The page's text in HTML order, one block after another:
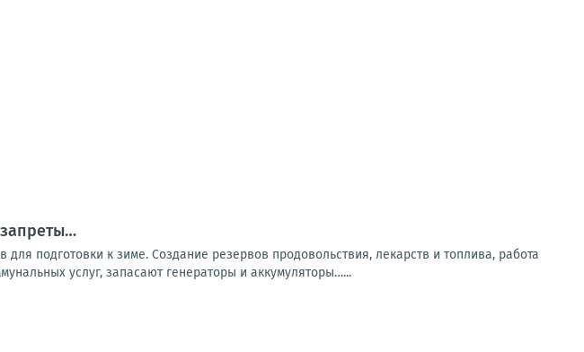
подготовки к зиме. Создание резервов продовольствия, лекарств и топлива, работа
услуг, запасают генераторы и аккумуляторы…...